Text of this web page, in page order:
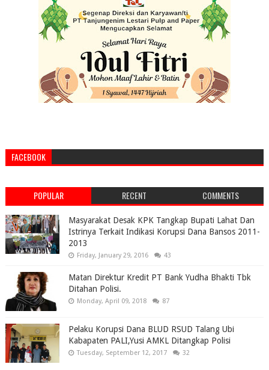
FACEBOOK
POPULAR RECENT COMMENTS
Masyarakat Desak KPK Tangkap Bupati Lahat Dan
Istrinya Terkait Indikasi Korupsi Dana Bansos 2011-
2013
Friday, January 29, 2016 43
Matan Direktur Kredit PT Bank Yudha Bhakti Tbk
Ditahan Polisi.
Monday, April 09, 2018 87
Pelaku Korupsi Dana BLUD RSUD Talang Ubi
Kabapaten PALI,Yusi AMKL Ditangkap Polisi
Tuesday, September 12, 2017 32